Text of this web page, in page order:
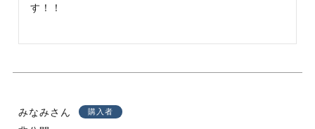
す！！
みなみ 購入者